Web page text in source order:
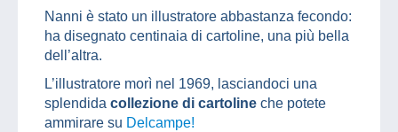
Nanni è stato un illustratore abbastanza fecondo:
ha disegnato centinaia di cartoline, una più bella
dell’altra.
L’illustratore morì nel 1969, lasciandoci una
splendida collezione di cartoline che potete
ammirare su Delcampe!